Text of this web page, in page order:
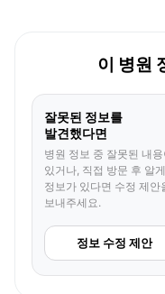
이 병원
잘못된 정보를
발견했다면
병원 정보 중 잘못된 내용
있거나, 직접 방문 후 알
정보가 있다면 수정 제안
보내주세요.
정보 수정 제안